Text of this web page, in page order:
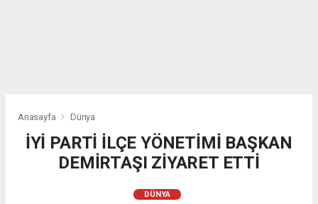
Anasayfa Dünya
İYİ PARTİ İLÇE YÖNETİMİ BAŞKAN
DEMİRTAŞI ZİYARET ETTİ
DÜNYA